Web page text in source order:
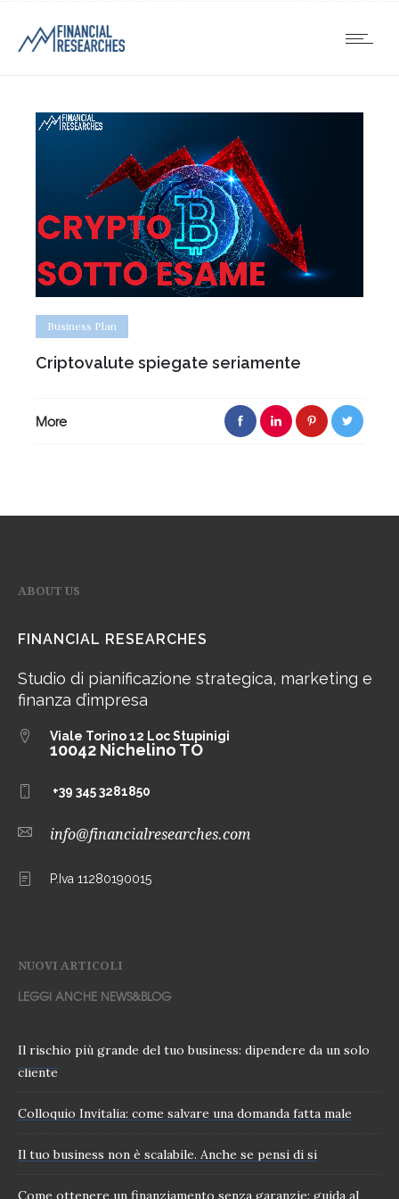
Business Plan
Criptovalute spiegate seriamente
More
ABOUT US
FINANCIAL RESEARCHES
Studio di pianificazione strategica, marketing e
finanza d’impresa
Viale Torino 12 Loc Stupinigi
10042 Nichelino TO
+39 345 3281850
info@financialresearches.com
P.Iva 11280190015
NUOVI ARTICOLI
LEGGI ANCHE NEWS&BLOG
Il rischio più grande del tuo business: dipendere da un solo
cliente
Colloquio Invitalia: come salvare una domanda fatta male
Il tuo business non è scalabile. Anche se pensi di si
Come ottenere un finanziamento senza garanzie: guida al